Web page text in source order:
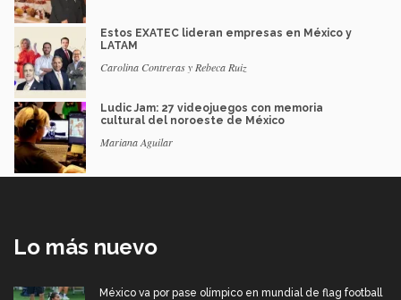
Estos EXATEC lideran empresas en México y
LATAM
Carolina Contreras y Rebeca Ruiz
Ludic Jam: 27 videojuegos con memoria
cultural del noroeste de México
Mariana Aguilar
Lo más nuevo
México va por pase olímpico en mundial de flag football